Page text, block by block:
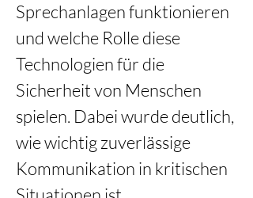
Sprechanlagen funktionieren
und welche Rolle diese
Technologien für die
Sicherheit von Menschen
spielen. Dabei wurde deutlich,
wie wichtig zuverlässige
Kommunikation in kritischen